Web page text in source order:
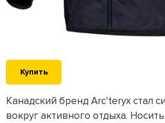
Купить
Канадский бренд Arc’teryx стал
вокруг активного отдыха.